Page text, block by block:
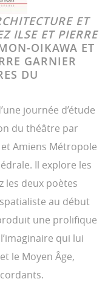
ET
ILSE ET PIERRE
OIKAWA ET
GARNIER
DU
journée d’étude
du théâtre par
Amiens Métropole
Il explore les
les deux poètes
au début
une prolifique
qui lui
le Moyen Âge,